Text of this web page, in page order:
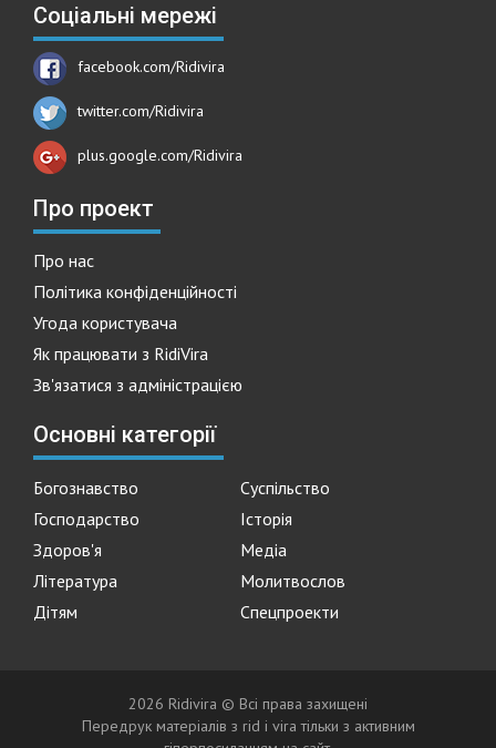
Соціальні мережі
facebook.com/Ridivira
twitter.com/Ridivira
plus.google.com/Ridivira
Про проект
Про нас
Політика конфіденційності
Угода користувача
Як працювати з RidiVira
Зв'язатися з адміністрацією
Основні категорії
Богознавство
Суспільство
Господарство
Історія
Здоров'я
Медіа
Література
Молитвослов
Дітям
Спецпроекти
2026 Ridivira © Всі права захищені
Передрук матеріалів з rid i vira тільки з активним